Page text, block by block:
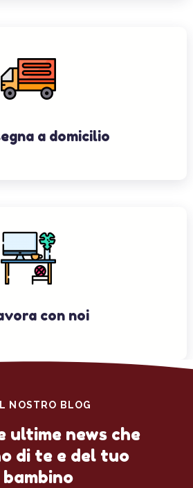
a domicilio
con noi
NOSTRO BLOG
ultime news che
di te e del tuo
bambino